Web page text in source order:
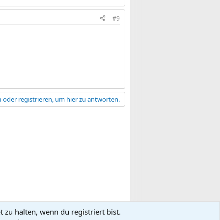
#9
oder registrieren, um hier zu antworten.
zu halten, wenn du registriert bist.